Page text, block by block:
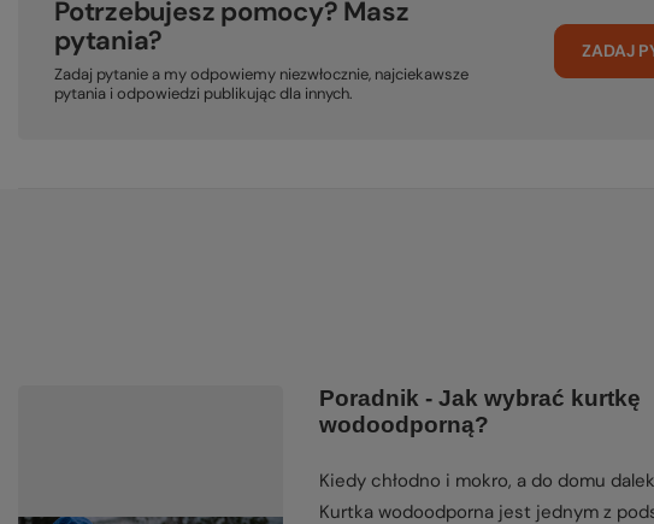
Potrzebujesz pomocy? Masz
pytania?
Zadaj pytanie a my odpowiemy niezwłocznie, najciekawsze
pytania i odpowiedzi publikując dla innych.
ZADAJ
Poradnik - Jak wybrać kurtkę
wodoodporną?
Kiedy chłodno i mokro, a do domu
Kurtka wodoodporna jest jednym z